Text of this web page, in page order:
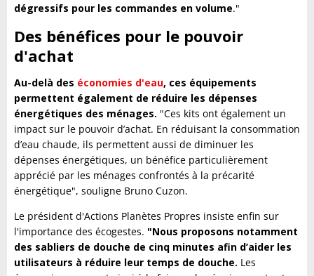
dégressifs pour les commandes en volume."
Des bénéfices pour le pouvoir
d'achat
Au-delà des économies d'eau, ces équipements
permettent également de réduire les dépenses
énergétiques des ménages. "Ces kits ont également un
impact sur le pouvoir d’achat. En réduisant la consommation
d’eau chaude, ils permettent aussi de diminuer les
dépenses énergétiques, un bénéfice particulièrement
apprécié par les ménages confrontés à la précarité
énergétique", souligne Bruno Cuzon.
Le président d'Actions Planètes Propres insiste enfin sur
l'importance des écogestes. "Nous proposons notamment
des sabliers de douche de cinq minutes afin d’aider les
utilisateurs à réduire leur temps de douche. Les